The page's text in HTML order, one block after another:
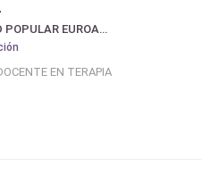
UPEA UNIVERSIDAD POPULAR EUROAMERICANA
EN TERAPIA